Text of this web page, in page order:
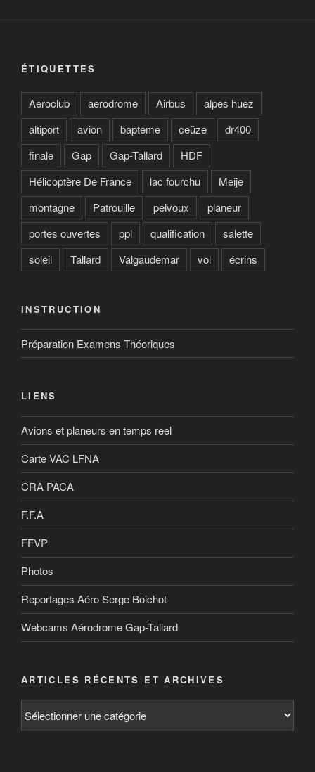
ÉTIQUETTES
Aeroclub aerodrome Airbus
alpes huez
altiport
avion bapteme ceüze
dr400
finale
Gap Gap-Tallard
HDF
Hélicoptère De France
lac fourchu
Meije
montagne
Patrouille pelvoux
planeur
portes ouvertes
ppl qualification
salette
soleil
Tallard Valgaudemar vol écrins
INSTRUCTION
Préparation Examens Théoriques
LIENS
Avions et planeurs en temps reel
Carte VAC LFNA
CRA PACA
F.F.A
FFVP
Photos
Reportages Aéro Serge Boichot
Webcams Aérodrome Gap-Tallard
ARTICLES RÉCENTS ET ARCHIVES
récents